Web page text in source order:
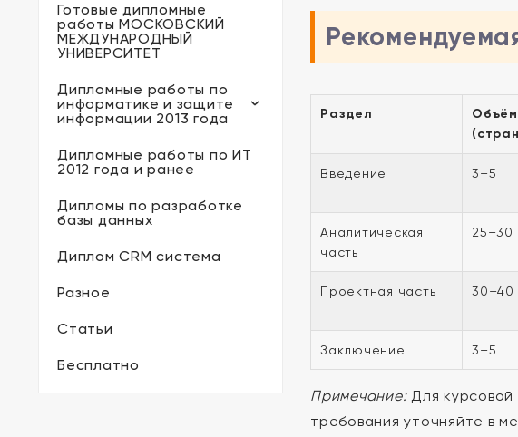
Готовые дипломные
работы МОСКОВСКИЙ
МЕЖДУНАРОДНЫЙ
УНИВЕРСИТЕТ
Дипломные работы по
информатике и защите
информации 2013 года
Дипломные работы по ИТ
2012 года и ранее
Дипломы по разработке
базы данных
Диплом CRM система
Разное
Статьи
Бесплатно
Раздел
Объём
Введение 3–5
Аналитическая
часть
25–30
Проектная часть 30–40
Заключение 3–5
Примечание:Для
требования уточняйте в